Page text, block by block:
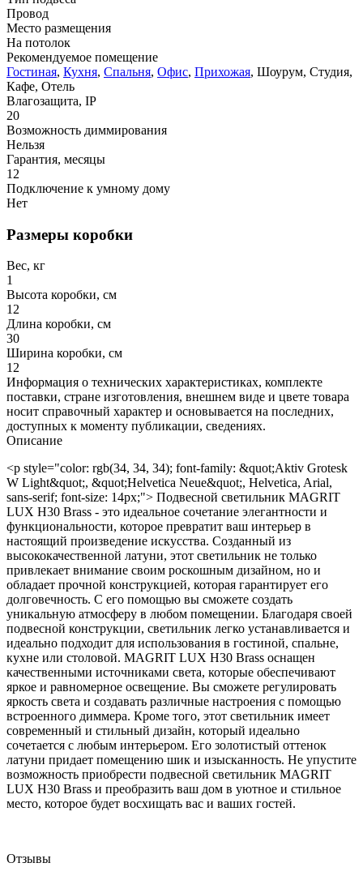
Провод
Место размещения
На потолок
Рекомендуемое помещение
Гостиная, Кухня, Спальня, Офис, Прихожая, Шоурум, Студия,
Кафе, Отель
Влагозащита, IP
20
Возможность диммирования
Нельзя
Гарантия, месяцы
12
Подключение к умному дому
Нет
Размеры коробки
Вес, кг
1
Высота коробки, см
12
Длина коробки, см
30
Ширина коробки, см
12
Информация о технических характеристиках, комплекте
поставки, стране изготовления, внешнем виде и цвете товара
носит справочный характер и основывается на последних,
доступных к моменту публикации, сведениях.
Описание
<p style="color: rgb(34, 34, 34); font-family: &quot;Aktiv Grotesk
W Light&quot;, &quot;Helvetica Neue&quot;, Helvetica, Arial,
sans-serif; font-size: 14px;"> Подвесной светильник MAGRIT
LUX H30 Brass - это идеальное сочетание элегантности и
функциональности, которое превратит ваш интерьер в
настоящий произведение искусства. Созданный из
высококачественной латуни, этот светильник не только
привлекает внимание своим роскошным дизайном, но и
обладает прочной конструкцией, которая гарантирует его
долговечность. С его помощью вы сможете создать
уникальную атмосферу в любом помещении. Благодаря своей
подвесной конструкции, светильник легко устанавливается и
идеально подходит для использования в гостиной, спальне,
кухне или столовой. MAGRIT LUX H30 Brass оснащен
качественными источниками света, которые обеспечивают
яркое и равномерное освещение. Вы сможете регулировать
яркость света и создавать различные настроения с помощью
встроенного диммера. Кроме того, этот светильник имеет
современный и стильный дизайн, который идеально
сочетается с любым интерьером. Его золотистый оттенок
латуни придает помещению шик и изысканность. Не упустите
возможность приобрести подвесной светильник MAGRIT
LUX H30 Brass и преобразить ваш дом в уютное и стильное
место, которое будет восхищать вас и ваших гостей.
Отзывы